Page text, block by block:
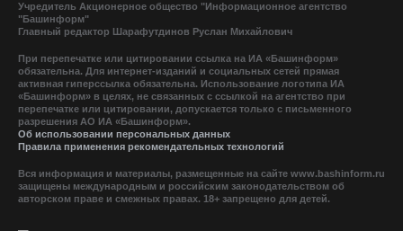
Учредитель Акционерное общество "Информационное агентство
"Башинформ"
Главный редактор Шарафутдинов Руслан Михайлович
При перепечатке или цитировании ссылка на ИА «Башинформ»
обязательна. Для интернет-изданий и социальных сетей прямая
активная гиперссылка обязательна. Использование логотипа ИА
«Башинформ» в целях, не связанных с ссылкой на агентство при
перепечатке или цитировании, допускается только с письменного
разрешения АО ИА «Башинформ».
Об использовании персональных данных
Правила применения рекомендательных технологий
Вся информация и материалы, размещенные на сайте www.bashinform.ru
защищены международным и российским законодательством об
авторском праве и смежных правах. 18+ запрещено для детей.